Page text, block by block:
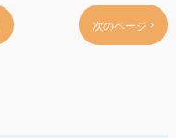
次のページ >